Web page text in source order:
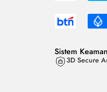
Sistem
3D Secure